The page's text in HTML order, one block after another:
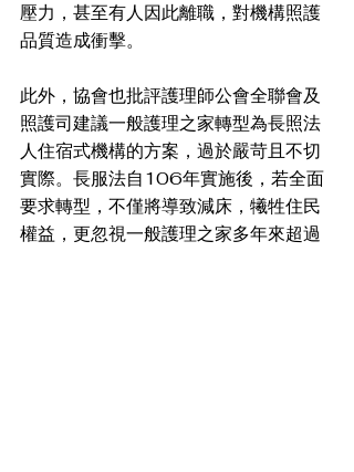
壓力，甚至有人因此離職，對機構照護
品質造成衝擊。
此外，協會也批評護理師公會全聯會及
照護司建議一般護理之家轉型為長照法
人住宿式機構的方案，過於嚴苛且不切
實際。長服法自106年實施後，若全面
要求轉型，不僅將導致減床，犧牲住民
權益，更忽視一般護理之家多年來超過